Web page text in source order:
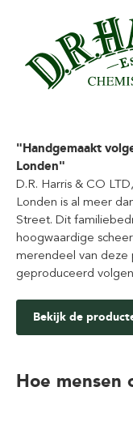
"Handgemaakt
Londen"
D.R. Harris & CO
Londen is al meer
Street. Dit
hoogwaardige
merendeel van deze
geproduceerd
Bekijk de
Hoe